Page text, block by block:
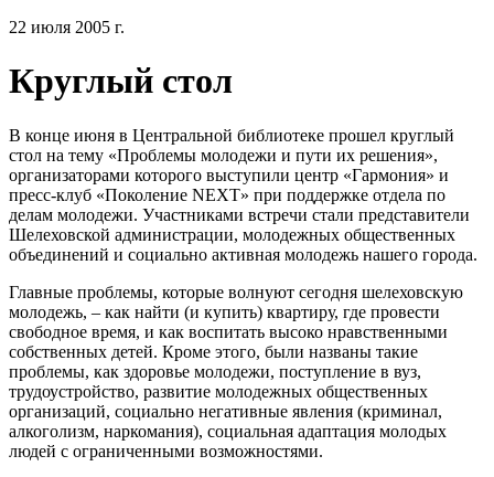
22 июля 2005 г.
Круглый стол
В конце июня в Центральной библиотеке прошел круглый
стол на тему «Проблемы молодежи и пути их решения»,
организаторами которого выступили центр «Гармония» и
пресс-клуб «Поколение NEXT» при поддержке отдела по
делам молодежи. Участниками встречи стали представители
Шелеховской администрации, молодежных общественных
объединений и социально активная молодежь нашего города.
Главные проблемы, которые волнуют сегодня шелеховскую
молодежь, – как найти (и купить) квартиру, где провести
свободное время, и как воспитать высоко нравственными
собственных детей. Кроме этого, были названы такие
проблемы, как здоровье молодежи, поступление в вуз,
трудоустройство, развитие молодежных общественных
организаций, социально негативные явления (криминал,
алкоголизм, наркомания), социальная адаптация молодых
людей с ограниченными возможностями.